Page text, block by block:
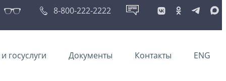
8-800-222-2222
госуслуги Документы Контакты ENG